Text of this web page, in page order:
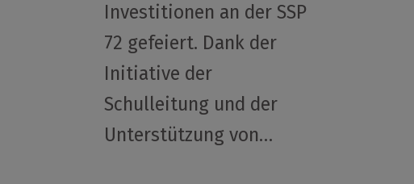
Investitionen an der SSP
72 gefeiert. Dank der
Initiative der
Schulleitung und der
Unterstützung von…